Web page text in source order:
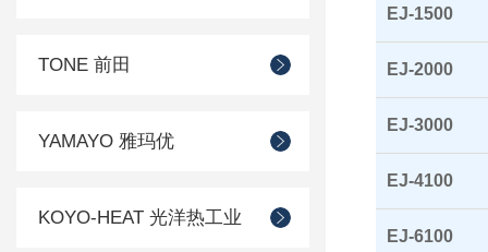
TONE 前田
YAMAYO 雅玛优
KOYO-HEAT 光洋热工业
EJ-1500
EJ-2000
EJ-3000
EJ-4100
EJ-6100